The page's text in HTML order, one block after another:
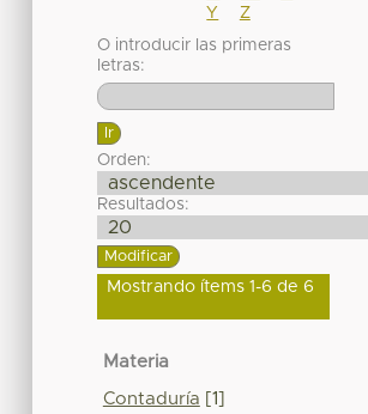
Y
Z
O introducir las primeras
letras:
Orden:
Resultados:
Mostrando ítems 1-6 de 6
Materia
Contaduría [1]